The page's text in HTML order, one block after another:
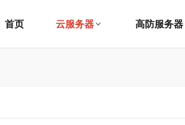
首页 云服务器 高防服务器